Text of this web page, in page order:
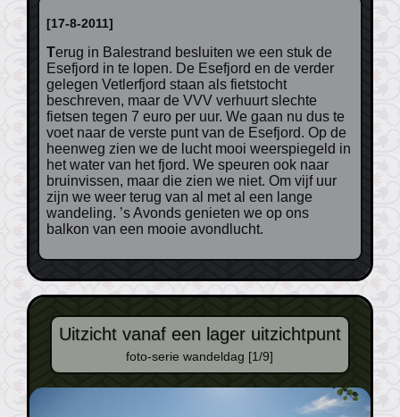
[17-8-2011]
Terug in Balestrand besluiten we een stuk de
Esefjord in te lopen. De Esefjord en de verder
gelegen Vetlerfjord staan als fietstocht
beschreven, maar de VVV verhuurt slechte
fietsen tegen 7 euro per uur. We gaan nu dus te
voet naar de verste punt van de Esefjord. Op de
heenweg zien we de lucht mooi weerspiegeld in
het water van het fjord. We speuren ook naar
bruinvissen, maar die zien we niet. Om vijf uur
zijn we weer terug van al met al een lange
wandeling. ’s Avonds genieten we op ons
balkon van een mooie avondlucht.
Uitzicht vanaf een lager uitzichtpunt
foto-serie wandeldag [1/9]